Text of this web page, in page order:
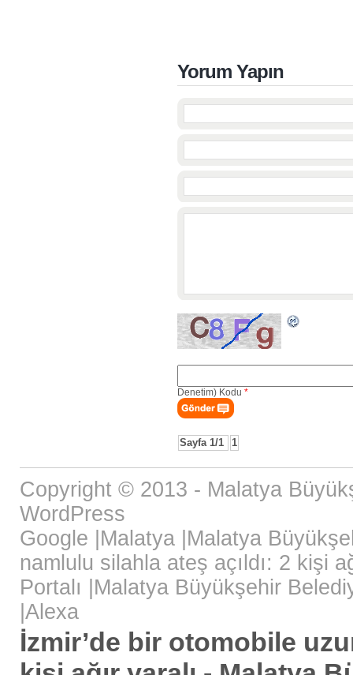
Yorum Yapın
Denetim) Kodu *
Sayfa 1/1 1
Copyright © 2013 - Malatya
WordPress
Google Malatya Malatya
namlulu silahla ateş açıldı: 2 kişi
Portalı
Malatya Büyükşehir
Alexa
İzmir’de bir otomobile